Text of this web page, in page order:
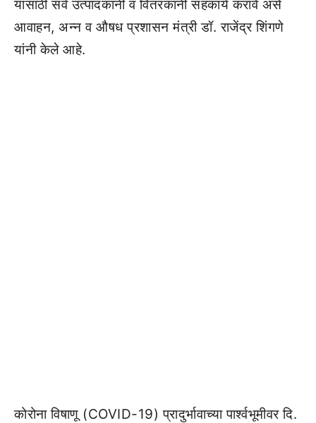
यासाठी सर्व उत्पादकांनी व वितरकांनी सहकार्य करावे असे
आवाहन, अन्न व औषध प्रशासन मंत्री डॉ. राजेंद्र शिंगणे
यांनी केले आहे.
कोरोना विषाणू (COVID-19) प्रादुर्भावाच्या पार्श्वभूमीवर दि.